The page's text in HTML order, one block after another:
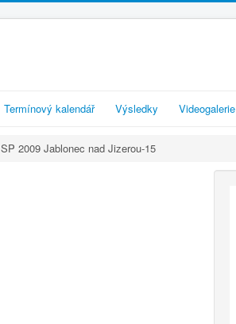
Termínový kalendář Výsledky Videogalerie
SP 2009 Jablonec nad Jizerou-15